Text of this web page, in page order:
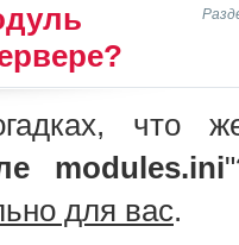
что
modules.ini
для вас.